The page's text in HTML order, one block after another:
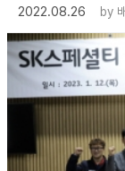
2022.08.26
by